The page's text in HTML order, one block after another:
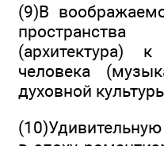
(9)В
(архитектура)
человека
духовной